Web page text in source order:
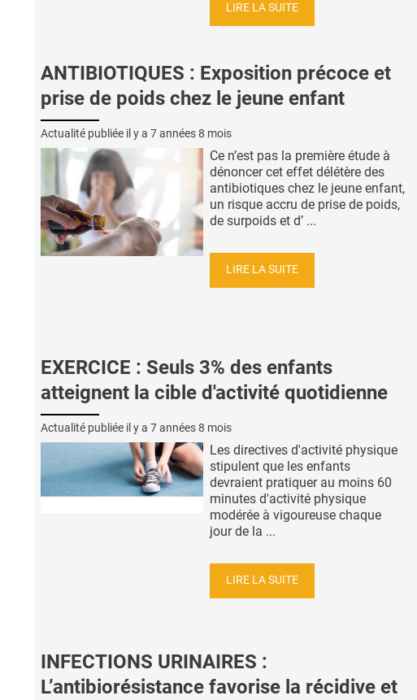
LIRE LA SUITE
ANTIBIOTIQUES : Exposition précoce et
prise de poids chez le jeune enfant
Actualité publiée il y a 7 années 8 mois
Ce n’est pas la première étude à
dénoncer cet effet délétère des
antibiotiques chez le jeune enfant,
un risque accru de prise de poids,
de surpoids et d’ ...
LIRE LA SUITE
EXERCICE : Seuls 3% des enfants
atteignent la cible d'activité quotidienne
Actualité publiée il y a 7 années 8 mois
Les directives d'activité physique
stipulent que les enfants
devraient pratiquer au moins 60
minutes d'activité physique
modérée à vigoureuse chaque
jour de la ...
LIRE LA SUITE
INFECTIONS URINAIRES :
L’antibiorésistance favorise la récidive et